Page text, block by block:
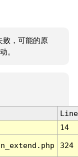
败，可能的原
。
Line
14
324